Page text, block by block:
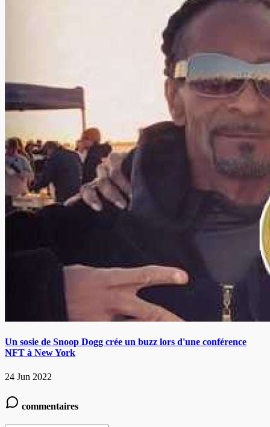
Un sosie de Snoop Dogg crée un buzz lors d'une conférence
NFT à New York
24 Jun 2022
commentaires